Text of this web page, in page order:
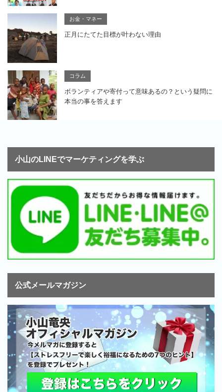
お金・マネー
正月にたてた目標が叶わない理由
コラム
ボランティアや寄付って意味あるの？という疑問に
本当の事を答えます
小山のLINEでマーケティングを学ぶ
公式メールマガジン